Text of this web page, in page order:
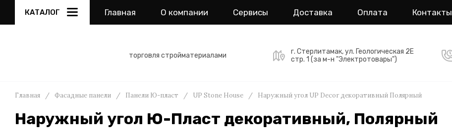
КАТАЛОГ Главная О компании Сервисы Доставка Оплата Контакты
торговля стройматериалами
г. Стерлитамак, ул. Геологическая 2Е
стр. 1 (за м-н "Электротовары")
Главная / Фасадные панели / Панели Ю-пласт / UP Stone House / Наружный угол UP Decor декоративный Полярный
Наружный угол Ю-Пласт декоративный, Полярный